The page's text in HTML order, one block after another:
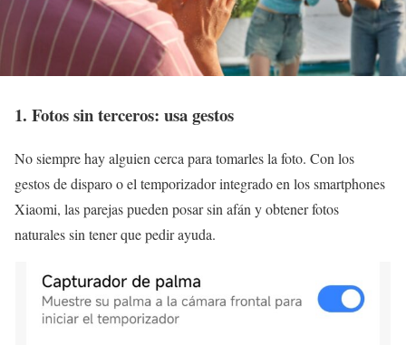
1. Fotos sin terceros: usa gestos
No siempre hay alguien cerca para tomarles la foto. Con los
gestos de disparo o el temporizador integrado en los smartphones
Xiaomi, las parejas pueden posar sin afán y obtener fotos
naturales sin tener que pedir ayuda.